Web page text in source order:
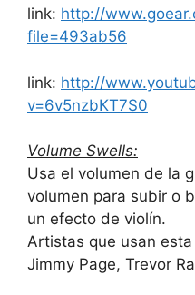
link: http://
file=493ab56
link: http://
v=6v5nzbKT7S0
Volume Swells:
Usa el volumen de la
volumen para subir o
un efecto de violín.
Artistas que usan
Jimmy Page, Trevor